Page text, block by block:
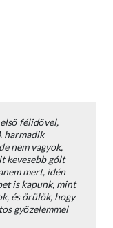
félidővel,
harmadik
nem vagyok,
kevesebb gólt
mert, idén
is kapunk, mint
és örülök, hogy
győzelemmel